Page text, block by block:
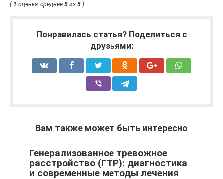
( 1 оценка, среднее 5 из 5 )
Понравилась статья? Поделиться с
друзьями:
Вам также может быть интересно
Генерализованное тревожное
расстройство (ГТР): диагностика
и современные методы лечения